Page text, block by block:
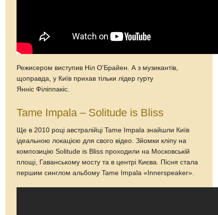
Режисером виступив Ніл О'Брайен. А з музикантів,
щоправда, у Київ прихав тільки лідер гурту
Янніс Філіппакіс.
Tame Impala – Solitude is Bliss
Ще в 2010 році австралійці Tame Impala знайшли Київ
ідеальною локацією для свого відео. Зйомки кліпу на
композицію Solitude is Bliss проходили на Московській
площі, Гаванському мосту та в центрі Києва. Пісня стала
першим синглом альбому Tame Impala «Innerspeaker».